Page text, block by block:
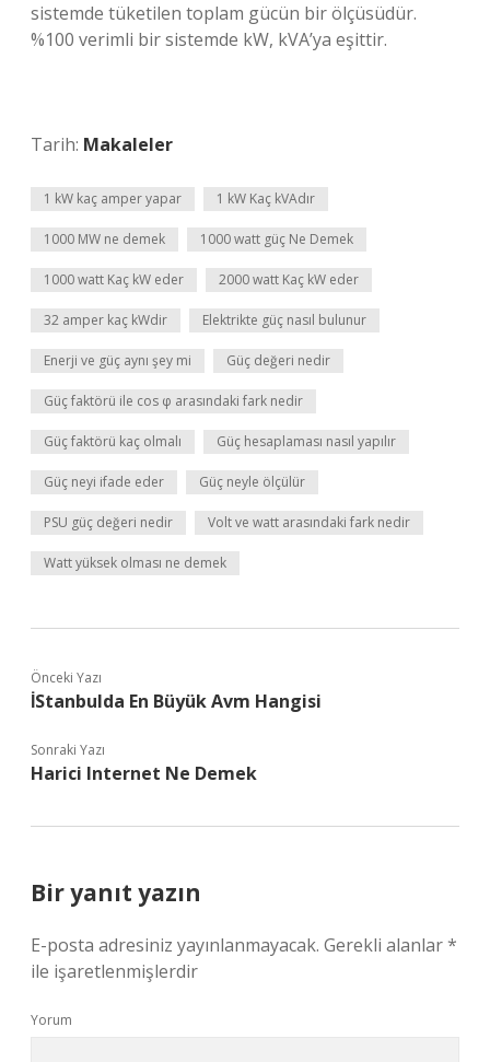
sistemde tüketilen toplam gücün bir ölçüsüdür.
%100 verimli bir sistemde kW, kVA’ya eşittir.
Tarih: Makaleler
1 kW kaç amper yapar 1 kW Kaç kVAdır
1000 MW ne demek 1000 watt güç Ne Demek
1000 watt Kaç kW eder 2000 watt Kaç kW eder
32 amper kaç kWdir Elektrikte güç nasıl bulunur
Enerji ve güç aynı şey mi Güç değeri nedir
Güç faktörü ile cos φ arasındaki fark nedir
Güç faktörü kaç olmalı Güç hesaplaması nasıl yapılır
Güç neyi ifade eder Güç neyle ölçülür
PSU güç değeri nedir Volt ve watt arasındaki fark nedir
Watt yüksek olması ne demek
Önceki Yazı
İStanbulda En Büyük Avm Hangisi
Sonraki Yazı
Harici Internet Ne Demek
Bir yanıt yazın
E-posta adresiniz yayınlanmayacak. Gerekli alanlar*
ile işaretlenmişlerdir
Yorum